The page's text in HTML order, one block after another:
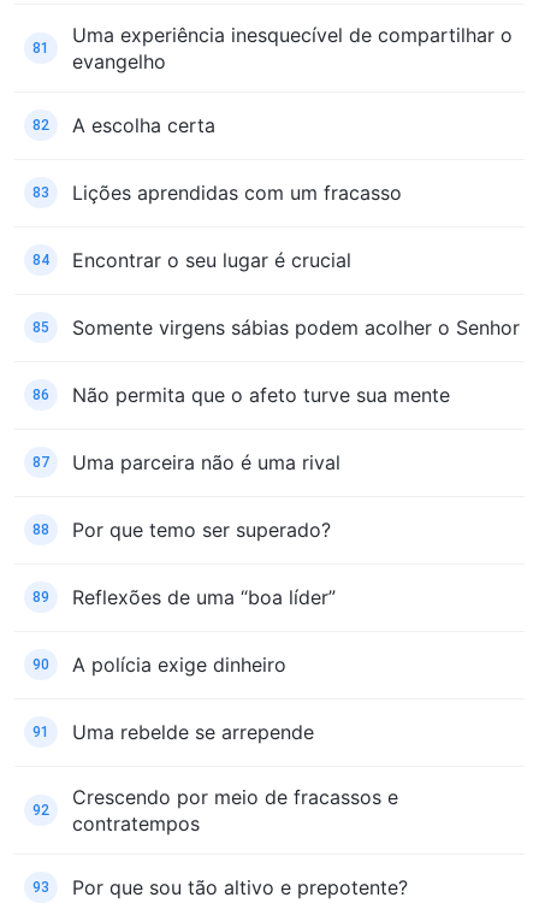
81
Uma experiência inesquecível de compartilhar o
evangelho
82 A escolha certa
83 Lições aprendidas com um fracasso
84 Encontrar o seu lugar é crucial
85 Somente virgens sábias podem acolher o Senhor
86 Não permita que o afeto turve sua mente
87 Uma parceira não é uma rival
88 Por que temo ser superado?
89 Reflexões de uma “boa líder”
90 A polícia exige dinheiro
91 Uma rebelde se arrepende
92
Crescendo por meio de fracassos e
contratempos
93 Por que sou tão altivo e prepotente?